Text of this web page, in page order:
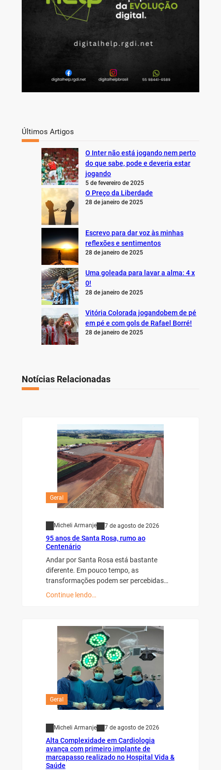
Últimos Artigos
O Inter não está jogando nem perto
do que sabe, pode e deveria estar
jogando
5 de fevereiro de 2025
O Preço da Liberdade
28 de janeiro de 2025
Escrevo para dar voz às minhas
reflexões e sentimentos
28 de janeiro de 2025
Uma goleada para lavar a alma: 4 x
0!
28 de janeiro de 2025
Vitória Colorada jogandobem de pé
em pé e com gols de Rafael Borré!
28 de janeiro de 2025
Notícias Relacionadas
Geral
Micheli Armanje 7 de agosto de 2026
95 anos de Santa Rosa, rumo ao
Centenário
Andar por Santa Rosa está bastante
diferente. Em pouco tempo, as
transformações podem ser percebidas…
Continue lendo…
Geral
Micheli Armanje 7 de agosto de 2026
Alta Complexidade em Cardiologia
avança com primeiro implante de
marcapasso realizado no Hospital Vida &
Saúde